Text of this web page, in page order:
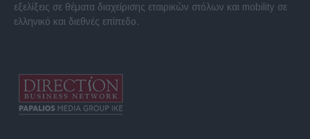
εξελίξεις σε θέματα διαχείρισης εταιρικών στόλων και mobility σε
ελληνικό και διεθνές επίπεδο.